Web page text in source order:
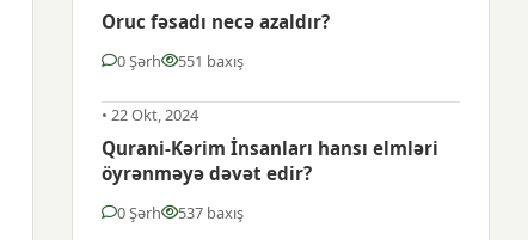
Oruc fəsadı necə azaldır?
0 Şərh 551 baxış
• 22 Okt, 2024
Qurаni-Kərim İnsаnlаrı hаnsı еlmləri
öyrənməyə dəvət еdir?
0 Şərh 537 baxış